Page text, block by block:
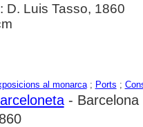
D. Luis Tasso, 1860
al monarca; Ports ;
- Barcelona